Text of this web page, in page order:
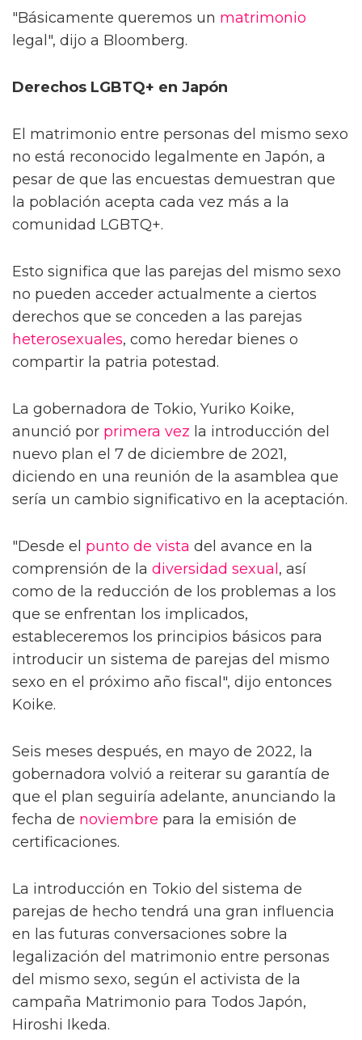
"Básicamente queremos un matrimonio
legal", dijo a Bloomberg.
Derechos LGBTQ+ en Japón
El matrimonio entre personas del mismo sexo
no está reconocido legalmente en Japón, a
pesar de que las encuestas demuestran que
la población acepta cada vez más a la
comunidad LGBTQ+.
Esto significa que las parejas del mismo sexo
no pueden acceder actualmente a ciertos
derechos que se conceden a las parejas
heterosexuales, como heredar bienes o
compartir la patria potestad.
La gobernadora de Tokio, Yuriko Koike,
anunció por primera vez la introducción del
nuevo plan el 7 de diciembre de 2021,
diciendo en una reunión de la asamblea que
sería un cambio significativo en la aceptación.
"Desde el punto de vista del avance en la
comprensión de la diversidad sexual, así
como de la reducción de los problemas a los
que se enfrentan los implicados,
estableceremos los principios básicos para
introducir un sistema de parejas del mismo
sexo en el próximo año fiscal", dijo entonces
Koike.
Seis meses después, en mayo de 2022, la
gobernadora volvió a reiterar su garantía de
que el plan seguiría adelante, anunciando la
fecha de noviembre para la emisión de
certificaciones.
La introducción en Tokio del sistema de
parejas de hecho tendrá una gran influencia
en las futuras conversaciones sobre la
legalización del matrimonio entre personas
del mismo sexo, según el activista de la
campaña Matrimonio para Todos Japón,
Hiroshi Ikeda.